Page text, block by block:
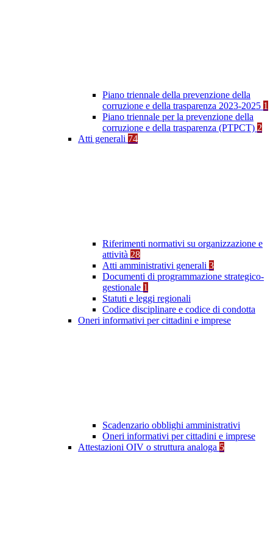
Piano triennale della prevenzione della
corruzione e della trasparenza 2023-2025 1
Piano triennale per la prevenzione della
corruzione e della trasparenza (PTPCT) 2
Atti generali 74
Riferimenti normativi su organizzazione e
attività 28
Atti amministrativi generali 3
Documenti di programmazione strategico-
gestionale 1
Statuti e leggi regionali
Codice disciplinare e codice di condotta
Oneri informativi per cittadini e imprese
Scadenzario obblighi amministrativi
Oneri informativi per cittadini e imprese
Attestazioni OIV o struttura analoga 5